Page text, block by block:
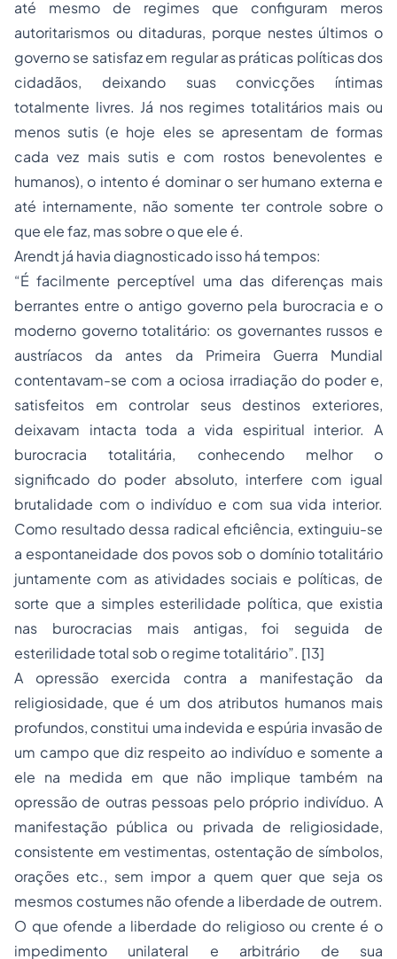
até mesmo de regimes que configuram meros
autoritarismos ou ditaduras, porque nestes últimos o
governo se satisfaz em regular as práticas políticas dos
cidadãos, deixando suas convicções íntimas
totalmente livres. Já nos regimes totalitários mais ou
menos sutis (e hoje eles se apresentam de formas
cada vez mais sutis e com rostos benevolentes e
humanos), o intento é dominar o ser humano externa e
até internamente, não somente ter controle sobre o
que ele faz, mas sobre o que ele é.
Arendt já havia diagnosticado isso há tempos:
“É facilmente perceptível uma das diferenças mais
berrantes entre o antigo governo pela burocracia e o
moderno governo totalitário: os governantes russos e
austríacos da antes da Primeira Guerra Mundial
contentavam-se com a ociosa irradiação do poder e,
satisfeitos em controlar seus destinos exteriores,
deixavam intacta toda a vida espiritual interior. A
burocracia totalitária, conhecendo melhor o
significado do poder absoluto, interfere com igual
brutalidade com o indivíduo e com sua vida interior.
Como resultado dessa radical eficiência, extinguiu-se
a espontaneidade dos povos sob o domínio totalitário
juntamente com as atividades sociais e políticas, de
sorte que a simples esterilidade política, que existia
nas burocracias mais antigas, foi seguida de
esterilidade total sob o regime totalitário”. [13]
A opressão exercida contra a manifestação da
religiosidade, que é um dos atributos humanos mais
profundos, constitui uma indevida e espúria invasão de
um campo que diz respeito ao indivíduo e somente a
ele na medida em que não implique também na
opressão de outras pessoas pelo próprio indivíduo. A
manifestação pública ou privada de religiosidade,
consistente em vestimentas, ostentação de símbolos,
orações etc., sem impor a quem quer que seja os
mesmos costumes não ofende a liberdade de outrem.
O que ofende a liberdade do religioso ou crente é o
impedimento unilateral e arbitrário de sua